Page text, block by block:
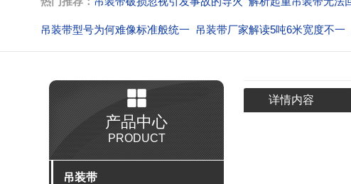
吊装带型号为何难像标准般统一 吊装带厂家解读5吨6米宽度不一
产品中心
PRODUCT
吊装带
详情内容